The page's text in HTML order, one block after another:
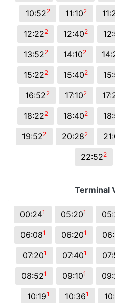
10:522 11:102
12:222 12:402
13:522 14:102
15:222 15:402
16:522 17:102
18:222 18:402
19:522 20:282
22:522
Terminal
00:241 05:201
06:081 06:201
07:201 07:401
08:521 09:101
10:191 10:361